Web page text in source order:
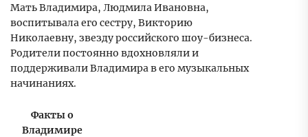
Мать Владимира, Людмила Ивановна,
воспитывала его сестру, Викторию
Николаевну, звезду российского шоу-бизнеса.
Родители постоянно вдохновляли и
поддерживали Владимира в его музыкальных
начинаниях.
Факты о
Владимире